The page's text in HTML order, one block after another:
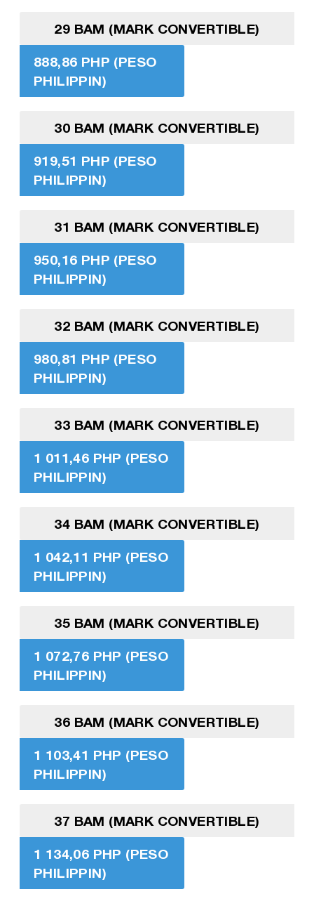
29 BAM (MARK CONVERTIBLE)
888,86 PHP (PESO
PHILIPPIN)
30 BAM (MARK CONVERTIBLE)
919,51 PHP (PESO
PHILIPPIN)
31 BAM (MARK CONVERTIBLE)
950,16 PHP (PESO
PHILIPPIN)
32 BAM (MARK CONVERTIBLE)
980,81 PHP (PESO
PHILIPPIN)
33 BAM (MARK CONVERTIBLE)
1 011,46 PHP (PESO
PHILIPPIN)
34 BAM (MARK CONVERTIBLE)
1 042,11 PHP (PESO
PHILIPPIN)
35 BAM (MARK CONVERTIBLE)
1 072,76 PHP (PESO
PHILIPPIN)
36 BAM (MARK CONVERTIBLE)
1 103,41 PHP (PESO
PHILIPPIN)
37 BAM (MARK CONVERTIBLE)
1 134,06 PHP (PESO
PHILIPPIN)